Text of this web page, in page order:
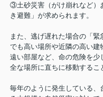
③土砂災害（がけ崩れなど）
き避難」が求められます。
また、逃げ遅れた場合の「
でも高い場所や近隣の高い
遠い部屋など、命の危険を
全な場所に直ちに移動するこ
毎年のように発生している